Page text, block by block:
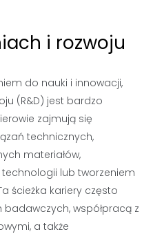
i rozwoju
do nauki i innowacji,
(R&D) jest bardzo
zajmują się
technicznych,
materiałów,
lub tworzeniem
ścieżka kariery często
badawczych, współpracą z
a także